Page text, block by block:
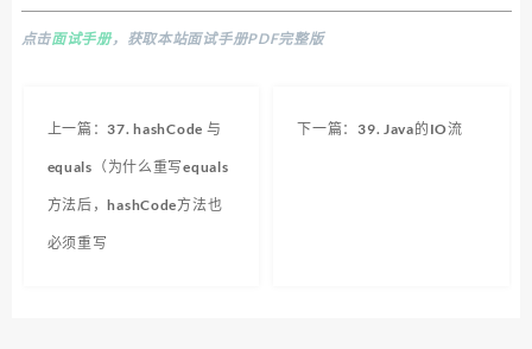
点击面试手册，获取本站面试手册PDF完整版
上一篇：37. hashCode 与
equals（为什么重写equals
方法后，hashCode方法也
必须重写
下一篇：39. Java的IO流